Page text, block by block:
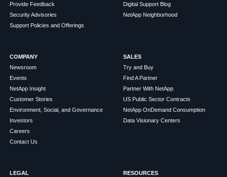
Provide Feedback
Security Advisories
Support Policies and Offerings
Digital Support Blog
NetApp Neighborhood
COMPANY
Newsroom
Events
NetApp Insight
Customer Stories
Environment, Social, and Governance
Investors
Careers
Contact Us
SALES
Try and Buy
Find A Partner
Partner With NetApp
US Public Sector Contracts
NetApp OnDemand Consumption
Data Visionary Centers
LEGAL
RESOURCES